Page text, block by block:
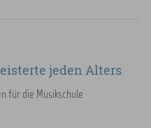
jeden Alters
für die Musikschule